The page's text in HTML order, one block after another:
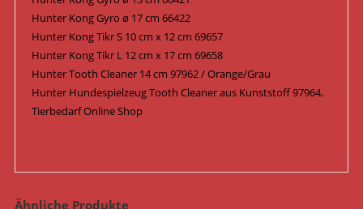
Hunter Kong Gyro ø 17 cm 66422
Hunter Kong Tikr S 10 cm x 12 cm 69657
Hunter Kong Tikr L 12 cm x 17 cm 69658
Hunter Tooth Cleaner 14 cm 97962 / Orange/Grau
Hunter Hundespielzeug Tooth Cleaner aus Kunststoff 97964,
Tierbedarf Online Shop
Ähnliche Produkte